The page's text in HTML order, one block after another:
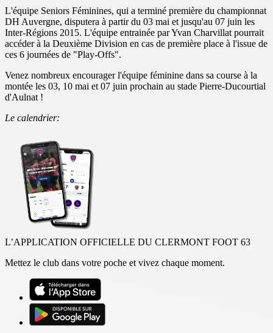
L'équipe Seniors Féminines, qui a terminé première du championnat
DH Auvergne, disputera à partir du 03 mai et jusqu'au 07 juin les
Inter-Régions 2015. L'équipe entrainée par Yvan Charvillat pourrait
accéder à la Deuxième Division en cas de première place à l'issue de
ces 6 journées de "Play-Offs".
Venez nombreux encourager l'équipe féminine dans sa course à la
montée les 03, 10 mai et 07 juin prochain au stade Pierre-Ducourtial
d'Aulnat !
Le calendrier:
L’APPLICATION OFFICIELLE DU CLERMONT FOOT 63
Mettez le club dans votre poche et vivez chaque moment.